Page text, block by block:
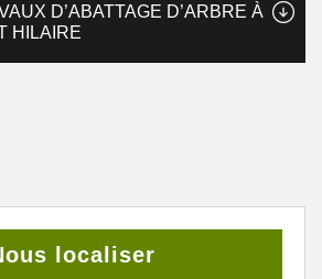
D’ABATTAGE D’ARBRE À
HILAIRE
localiser